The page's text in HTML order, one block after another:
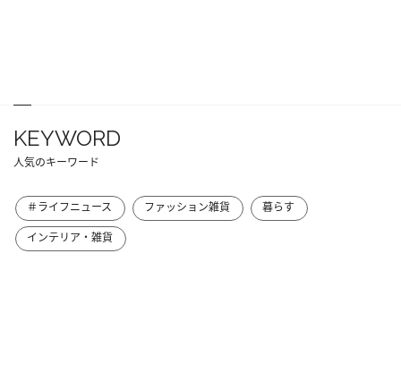
KEYWORD
人気のキーワード
＃ライフニュース ファッション雑貨
暮らす
インテリア・雑貨